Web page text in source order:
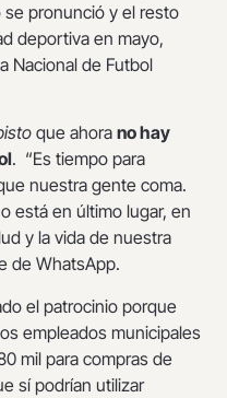
se pronunció y el resto
deportiva en mayo,
Nacional de Futbol
que ahora no hay
. “Es tiempo para
nuestra gente coma.
está en último lugar, en
y la vida de nuestra
de WhatsApp.
el patrocinio porque
empleados municipales
mil para compras de
sí podrían utilizar